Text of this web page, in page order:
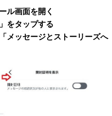
ル画面を開く
をタップする
メッセージとストーリーズへ